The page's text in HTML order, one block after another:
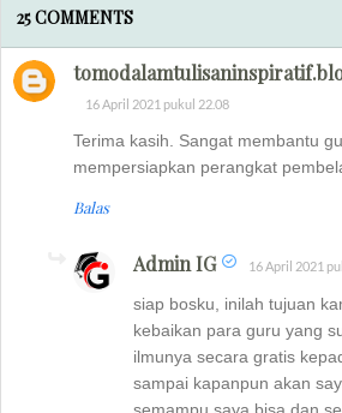
25 COMMENTS
16 April 2021 pukul 22.08
Terima kasih. Sangat membantu
mempersiapkan perangkat
Balas
Admin IG 16 April 2021
siap bosku, inilah tujuan
kebaikan para guru yang
ilmunya secara gratis
sampai kapanpun akan
semampu saya bisa dan